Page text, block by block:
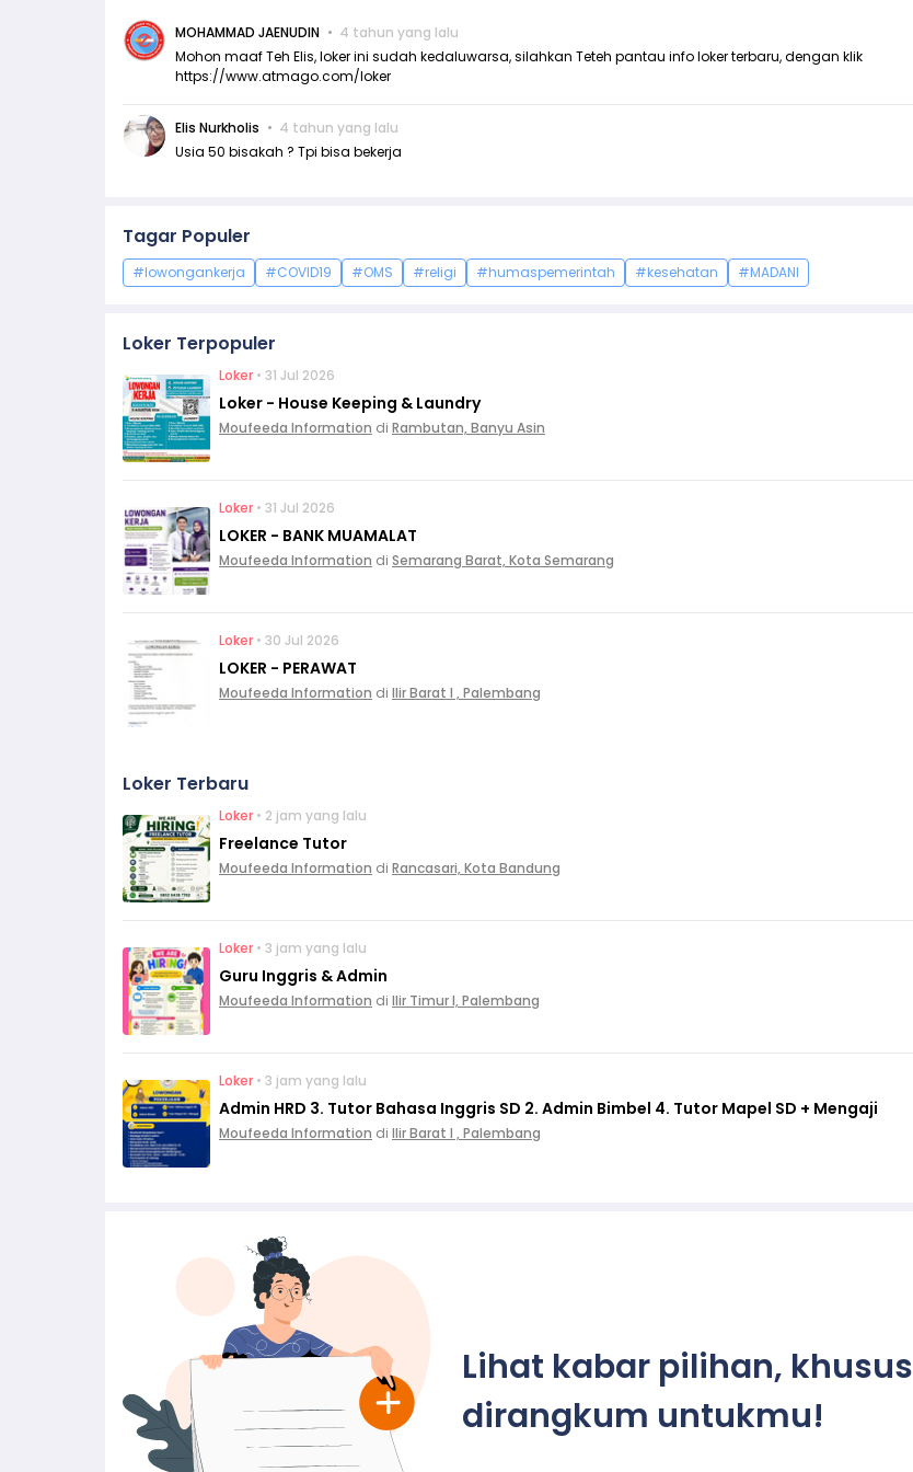
MOHAMMAD JAENUDIN
4 tahun yang lalu
Mohon maaf Teh Elis, loker ini sudah kedaluwarsa, silahkan Teteh pantau info loker terbaru, dengan klik
https://www.atmago.com/loker
Elis Nurkholis
4 tahun yang lalu
Usia 50 bisakah ? Tpi bisa bekerja
Tagar Populer
#lowongankerja #COVID19 #OMS #religi #humaspemerintah #kesehatan #MADANI
Loker Terpopuler
Loker • 31 Jul 2026
Loker - House Keeping & Laundry
Moufeeda Information di Rambutan, Banyu Asin
Loker • 31 Jul 2026
LOKER - BANK MUAMALAT
Moufeeda Information di Semarang Barat, Kota Semarang
Loker • 30 Jul 2026
LOKER - PERAWAT
Moufeeda Information di Ilir Barat I , Palembang
Loker Terbaru
Loker • 2 jam yang lalu
Freelance Tutor
Moufeeda Information di Rancasari, Kota Bandung
Loker • 3 jam yang lalu
Guru Inggris & Admin
Moufeeda Information di Ilir Timur I, Palembang
Loker • 3 jam yang lalu
Admin HRD 3. Tutor Bahasa Inggris SD 2. Admin Bimbel 4. Tutor Mapel SD + Mengaji
Moufeeda Information di Ilir Barat I , Palembang
Lihat kabar pilihan, khusus
dirangkum untukmu!